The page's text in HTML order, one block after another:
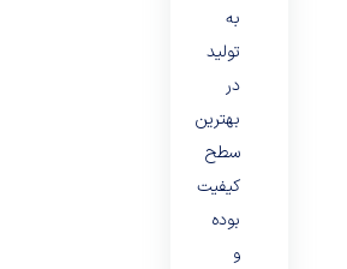
به
تولید
در
بهترین
سطح
کیفیت
بوده
و